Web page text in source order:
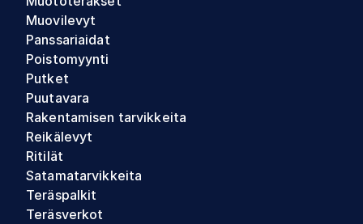
Muovilevyt
Panssariaidat
Poistomyynti
Putket
Puutavara
Rakentamisen tarvikkeita
Reikälevyt
Ritilät
Satamatarvikkeita
Teräspalkit
Teräsverkot